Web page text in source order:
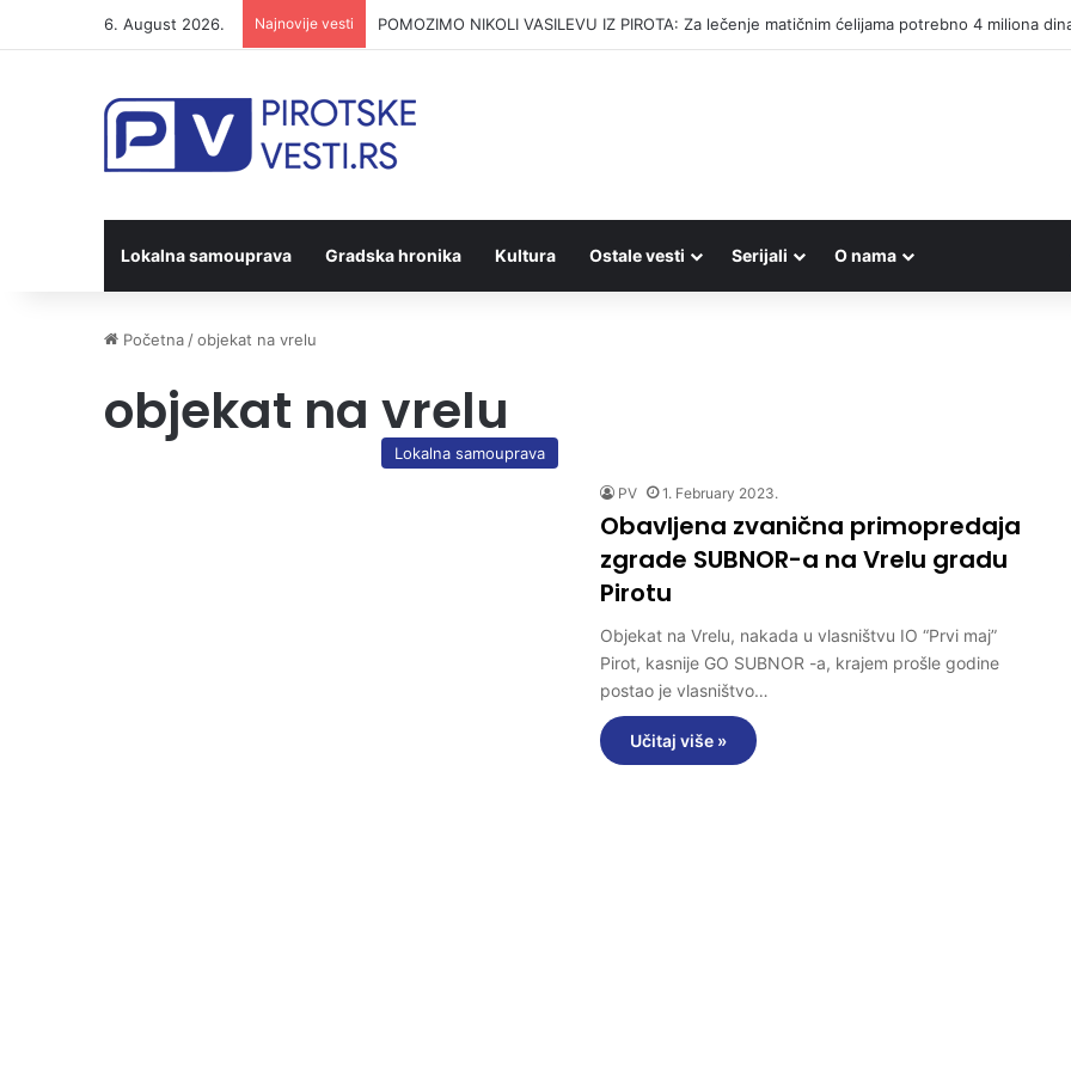
6. August 2026. Najnovije vesti POMOZIMO NIKOLI VASILEVU IZ PIROTA: Za lečenje matičnim ćelijama potrebno 4 miliona
Lokalna samouprava Gradska hronika Kultura Ostale vesti Serijali O nama
Početna /objekat na vrelu
objekat na vrelu
Lokalna samouprava
PV 1. February 2023.
Obavljena zvanična primopredaja
zgrade SUBNOR-a na Vrelu gradu
Pirotu
Objekat na Vrelu, nakada u vlasništvu IO “Prvi maj”
Pirot, kasnije GO SUBNOR -a, krajem prošle godine
postao je vlasništvo…
Učitaj više »